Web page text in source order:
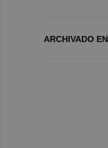
ARCHIVADO EN